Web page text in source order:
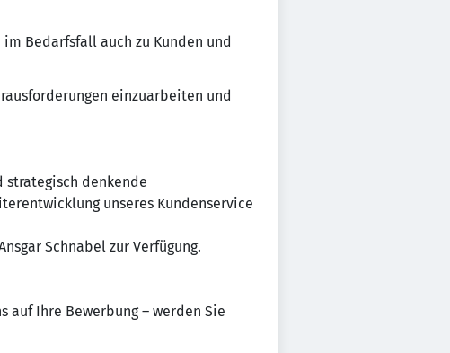
Bedarfsfall auch zu Kunden und
einzuarbeiten und
strategisch denkende
unseres Kundenservice
Schnabel zur Verfügung.
auf Ihre Bewerbung – werden Sie